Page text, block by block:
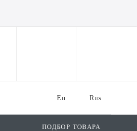
Rus
En
ПОДБОР ТОВАРА